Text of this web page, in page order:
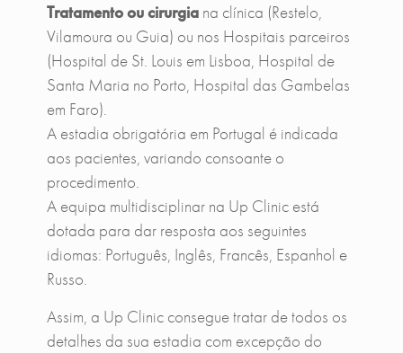
Tratamento ou cirurgiana clínica (Restelo,
Vilamoura ou Guia) ou nos Hospitais parceiros
(Hospital de St. Louis em Lisboa, Hospital de
Santa Maria no Porto, Hospital das Gambelas
em Faro).
A estadia obrigatória em Portugal é indicada
aos pacientes, variando consoante o
procedimento.
A equipa multidisciplinar na Up Clinic está
dotada para dar resposta aos seguintes
idiomas: Português, Inglês, Francês, Espanhol e
Russo.
Assim, a Up Clinic consegue tratar de todos os
detalhes da sua estadia com excepção do